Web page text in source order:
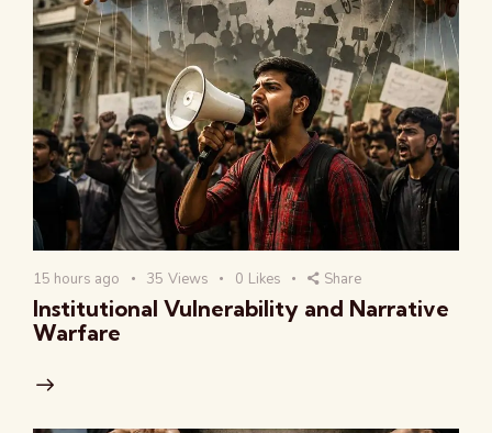
15 hours ago 35 Views 0 Likes Share
Institutional Vulnerability and Narrative
Warfare